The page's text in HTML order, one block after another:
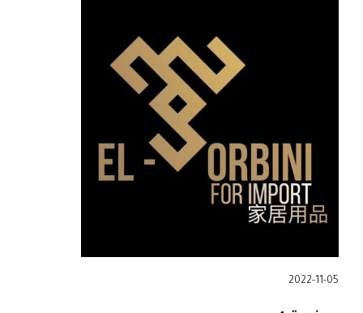
2022-11-05